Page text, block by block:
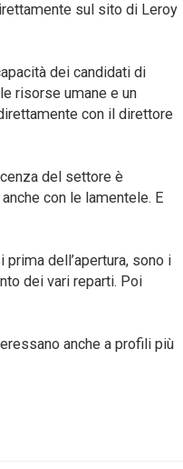
sul sito di Leroy
dei candidati di
risorse umane e un
con il direttore
del settore è
con le lamentele. E
dell’apertura, sono i
dei vari reparti. Poi
anche a profili più